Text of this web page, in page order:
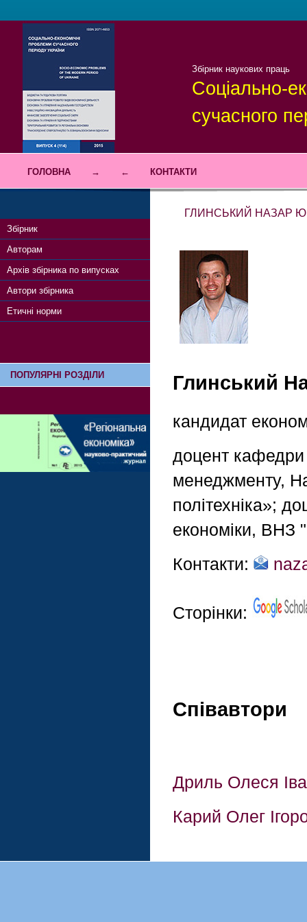
Збірник наукових праць
Соціально-
сучасного
ГОЛОВНА → ← КОНТАКТИ
Збірник
Авторам
Архів збірника по випусках
Автори збірника
Етичні норми
ПОПУЛЯРНІ РОЗДІЛИ
ГЛИНСЬКИЙ НАЗАР
Глинський
кандидат
доцент кафедри
менеджменту,
політехніка»;
економіки, ВНЗ
Контакти:
Сторінки:
Співавтори
Дриль Олеся
Карий Олег